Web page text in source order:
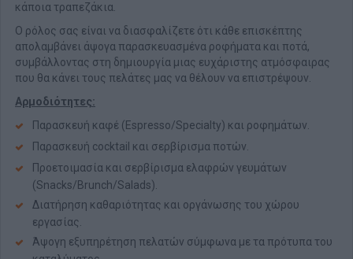
κάποια τραπεζάκια.
Ο ρόλος σας είναι να διασφαλίζετε ότι κάθε επισκέπτης
απολαμβάνει άψογα παρασκευασμένα ροφήματα και ποτά,
συμβάλλοντας στη δημιουργία μιας ευχάριστης ατμόσφαιρας
που θα κάνει τους πελάτες μας να θέλουν να επιστρέψουν.
Αρμοδιότητες:
Παρασκευή καφέ (Espresso/Specialty) και ροφημάτων.
Παρασκευή cocktail και σερβίρισμα ποτών.
Προετοιμασία και σερβίρισμα ελαφρών γευμάτων
(Snacks/Brunch/Salads).
Διατήρηση καθαριότητας και οργάνωσης του χώρου
εργασίας.
Άψογη εξυπηρέτηση πελατών σύμφωνα με τα πρότυπα του